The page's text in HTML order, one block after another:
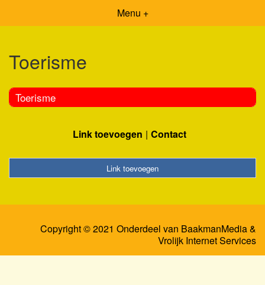
Menu +
Toerisme
Toerisme
Link toevoegen Contact
Link toevoegen
Copyright © 2021 Onderdeel van BaakmanMedia&
Vrolijk Internet Services